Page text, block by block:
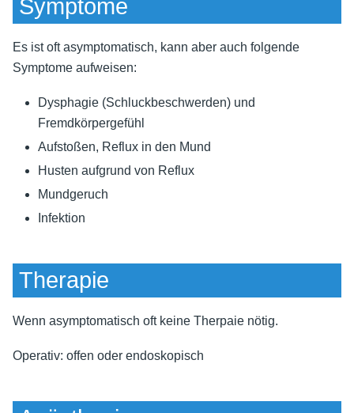
Symptome
Es ist oft asymptomatisch, kann aber auch folgende
Symptome aufweisen:
Dysphagie (Schluckbeschwerden) und
Fremdkörpergefühl
Aufstoßen, Reflux in den Mund
Husten aufgrund von Reflux
Mundgeruch
Infektion
Therapie
Wenn asymptomatisch oft keine Therpaie nötig.
Operativ: offen oder endoskopisch